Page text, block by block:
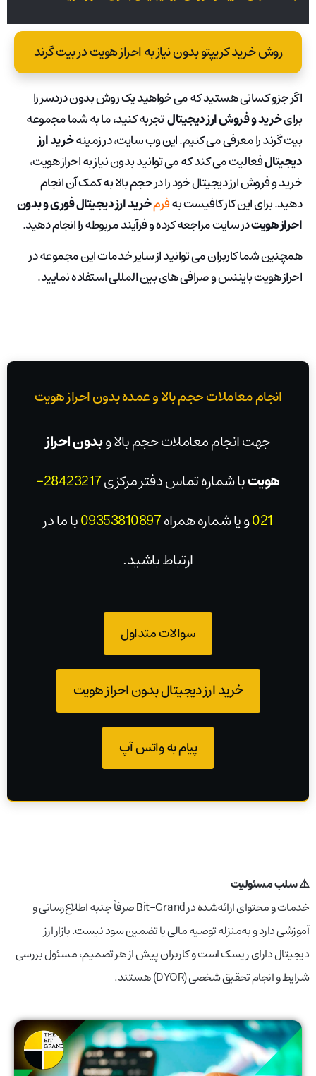
روش خرید کریپتو بدون نیاز به احراز هویت در بیت گرند
اگر جزو کسانی هستید که می خواهید یک روش بدون دردسر را
برایخرید و فروش ارز دیجیتالتجربه کنید، ما به شما مجموعه
بیت گرند را معرفی می کنیم. این وب سایت، در زمینهخرید ارز
دیجیتالفعالیت می کند که می توانید بدون نیاز به احراز هویت،
خرید و فروش ارز دیجیتال خود را در حجم بالا به کمک آن انجام
دهید. برای این کار کافیست بهفرمخرید ارز دیجیتال فوری و بدون
احراز هویتدر سایت مراجعه کرده و فرآیند مربوطه را انجام دهید.
همچنین شما کاربران می توانید از سایر خدمات این مجموعه در
احراز هویت بایننس و صرافی های بین المللی استفاده نمایید.
انجام معاملات حجم بالا و عمده بدون احراز هویت
جهت انجام معاملات حجم بالا وبدون احراز
هویتبا شماره تماس دفتر مرکزی
28423217-
021و یا شماره همراه09353810897با ما در
ارتباط باشید.
سوالات متداول
خرید ارز دیجیتال بدون احراز هویت
پیام به واتس آپ
⚠️ سلب مسئولیت
خدمات و محتوای ارائه‌شده در Bit-Grand صرفاً جنبه اطلاع‌رسانی و
آموزشی دارد و به‌منزله توصیه مالی یا تضمین سود نیست. بازار ارز
دیجیتال دارای ریسک است و کاربران پیش از هر تصمیم، مسئول بررسی
شرایط و انجام تحقیق شخصی (DYOR) هستند.